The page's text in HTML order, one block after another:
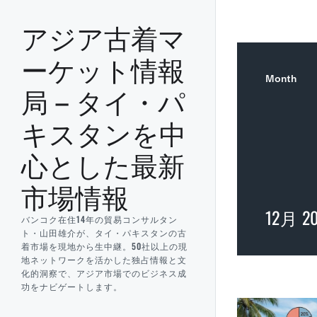
アジア古着マ
ーケット情報
局 – タイ・パ
キスタンを中
心とした最新
市場情報
バンコク在住14年の貿易コンサルタン
ト・山田雄介が、タイ・パキスタンの古
着市場を現地から生中継。50社以上の現
地ネットワークを活かした独占情報と文
化的洞察で、アジア市場でのビジネス成
功をナビゲートします。
Month
12月